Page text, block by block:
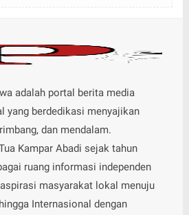
adalah portal berita media
yang berdedikasi menyajikan
dan mendalam.
Kampar Abadi sejak tahun
ruang informasi independen
masyarakat lokal menuju
Internasional dengan